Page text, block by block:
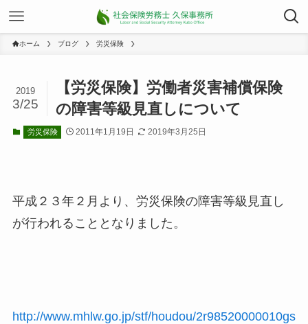
ホーム ブログ 労災保険
【労災保険】労働者災害補償保険
の障害等級見直しについて
2019
3/25
労災保険 2011年1月19日 2019年3月25日
平成２３年２月より、労災保険の障害等級見直し
が行われることとなりました。
http://www.mhlw.go.jp/stf/houdou/2r98520000010gs